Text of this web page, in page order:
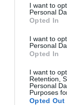
I want to
Personal
Opted In
I want to
Personal
Opted In
I want to
Retention,
Personal
Purposes
Opted Out
avals dels
igual els sona
"En les